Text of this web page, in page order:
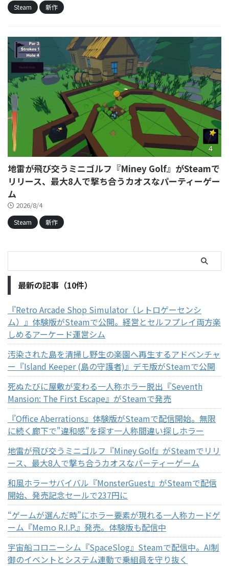
Steam 新作
地雷が飛び交うミニゴルフ『Miney Golf』がSteamで
リリース、最大8人で撃ち合うカオスなパーティーゲー
ム
2026/8/4
Steam 新作
最新の記事（10件）
『Retro Arcade Shop Simulator（レトロゲーセンシ
ム）』体験版がSteamで公開。経営とセルフプレイ両方楽
しめるアーケード運営シム
汚染された島を清掃し野生の楽園へ再生するアドベンチャ
ー『Island Keeper (島の守護者)』デモ版がSteamで公開
死ぬたびに屋敷が変わる一人称ホラー脱出『Seventh
Mansion: The First Escape』がSteamで発売
『Office Aberrations』体験版がSteamで配信開始。無限
に続く廊下で"違和感"を探す一人称間違い探しホラー
地雷が飛び交うミニゴルフ『Miney Golf』がSteamでリリ
ース、最大8人で撃ち合うカオスなパーティーゲーム
和風ホラーサバイバル『MonsterGuest』がSteamで配信
開始、発売記念セールで237円に
“ゲームが選んだ時”にホラー要素が現れる一人称カードゲ
ーム『Memo R.I.P.』発売。体験版も配信中
宇宙船コロニーシム『SpaceSlog』Steamで配信中。AI制
御のイベントとシステム連動で乗組員を守り抜く